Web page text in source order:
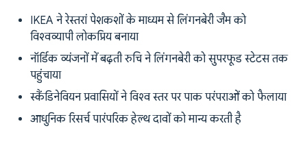
IKEA ने रेस्तरां पेशकशों के माध्यम से लिंगनबेरी जैम को
विश्वव्यापी लोकप्रिय बनाया
नॉर्डिक व्यंजनों में बढ़ती रुचि ने लिंगनबेरी को सुपरफूड स्टेटस तक
पहुंचाया
स्कैंडिनेवियन प्रवासियों ने विश्व स्तर पर पाक परंपराओं को फैलाया
आधुनिक रिसर्च पारंपरिक हेल्थ दावों को मान्य करती है